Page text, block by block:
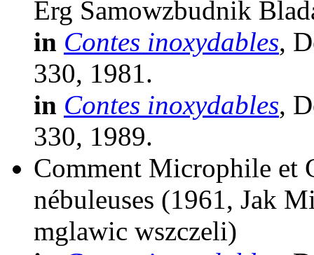
Erg Samowzbudnik
in Contes inoxydables,
330, 1981.
in Contes inoxydables,
330, 1989.
Comment Microphile et
nébuleuses (1961, Jak
mglawic wszczeli)